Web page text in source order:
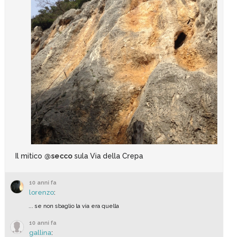
Il mitico @seccosula Via della Crepa
10 anni fa
lorenzo:
... se non sbaglio la via era quella
10 anni fa
gallina: